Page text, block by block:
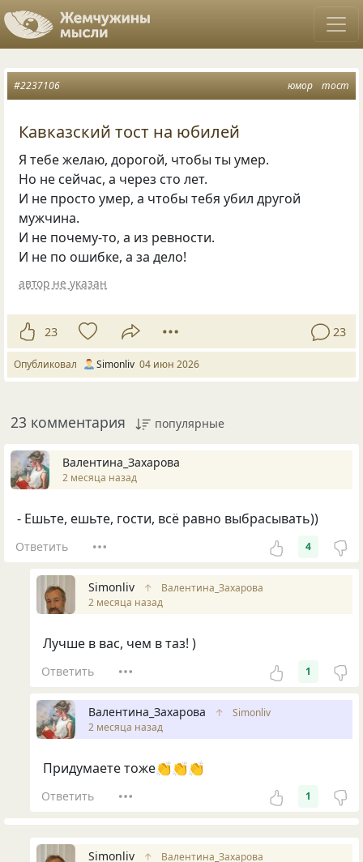
юмор тост
#2237106
Кавказский тост на юбилей
Я тебе желаю, дорогой, чтобы ты умер.
Но не сейчас, а через сто лет.
И не просто умер, а чтобы тебя убил другой
мужчина.
И не почему-то, а из ревности.
И не по ошибке, а за дело!
автор не указан
23 23
Опубликовал Simonliv 04 июн 2026
23 комментария популярные
Валентина_Захарова
2 месяца назад
- Ешьте, ешьте, гости, всё равно выбрасывать))
Ответить 4
Simonliv ↑
Валентина_Захарова
2 месяца назад
Лучше в вас, чем в таз! )
Ответить 1
Валентина_Захарова ↑
Simonliv
2 месяца назад
Придумаете тоже👏👏👏
Ответить 1
Simonliv ↑
Валентина_Захарова